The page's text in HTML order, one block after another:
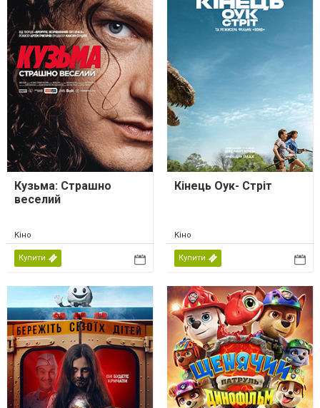
Кузьма: Страшно
веселий
Кіно
Купити
Кінець Оук- Стріт
Кіно
Купити